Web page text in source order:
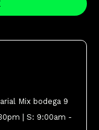
Mix bodega 9
| S: 9:00am -